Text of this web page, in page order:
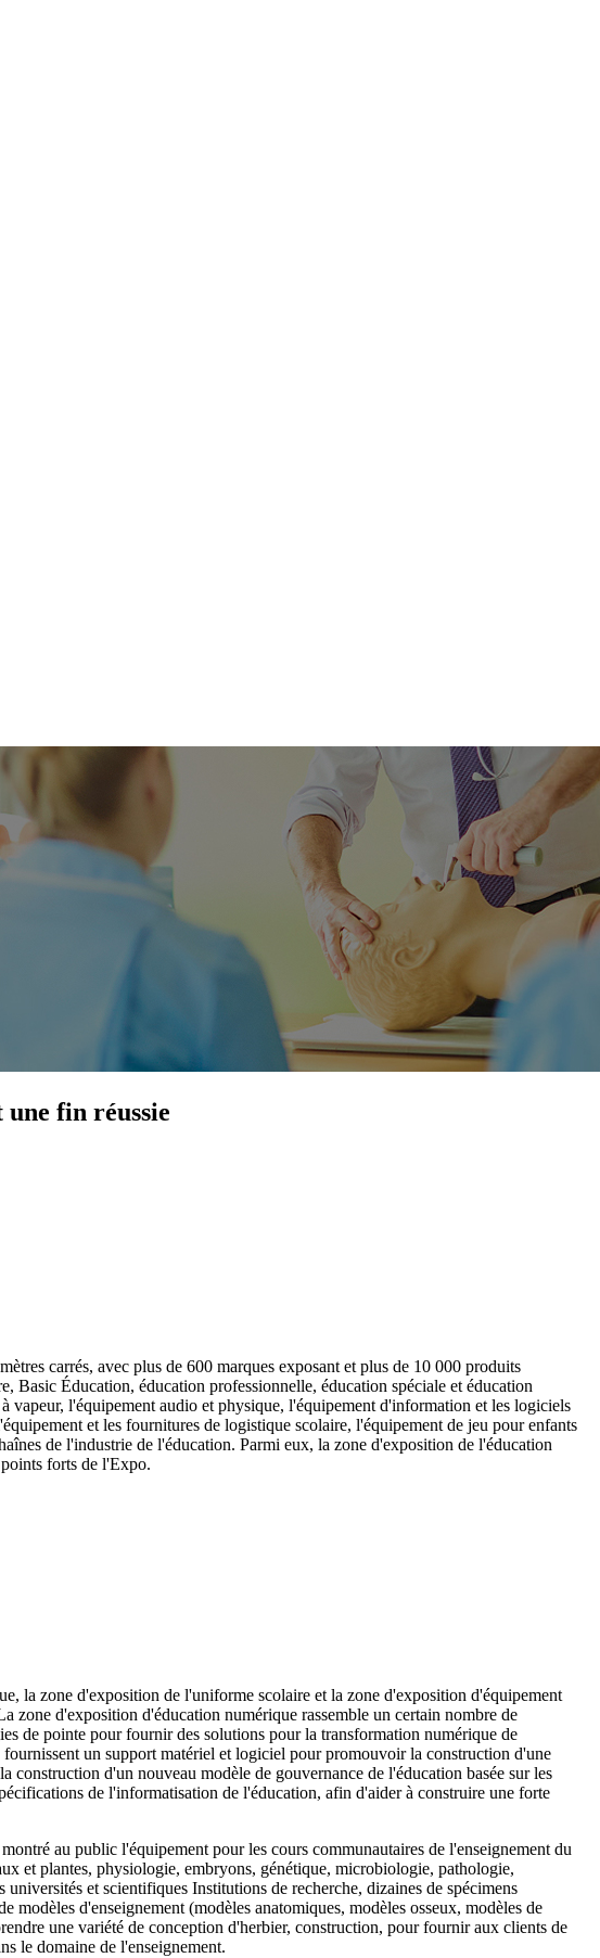
fin réussie
carrés, avec plus de 600 marques exposant et plus de 10 000 produits
Basic Éducation, éducation professionnelle, éducation spéciale et éducation
vapeur, l'équipement audio et physique, l'équipement d'information et les logiciels
et les fournitures de logistique scolaire, l'équipement de jeu pour enfants
de l'industrie de l'éducation. Parmi eux, la zone d'exposition de l'éducation
forts de l'Expo.
la zone d'exposition de l'uniforme scolaire et la zone d'exposition d'équipement
zone d'exposition d'éducation numérique rassemble un certain nombre de
de pointe pour fournir des solutions pour la transformation numérique de
un support matériel et logiciel pour promouvoir la construction d'une
d'un nouveau modèle de gouvernance de l'éducation basée sur les
de l'informatisation de l'éducation, afin d'aider à construire une forte
au public l'équipement pour les cours communautaires de l'enseignement du
et plantes, physiologie, embryons, génétique, microbiologie, pathologie,
et scientifiques Institutions de recherche, dizaines de spécimens
modèles d'enseignement (modèles anatomiques, modèles osseux, modèles de
une variété de conception d'herbier, construction, pour fournir aux clients de
le domaine de l'enseignement.